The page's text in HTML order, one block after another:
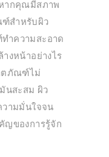
ากคุณมีสภาพ
สำหรับผิว
ำความสะอาด
งหน้าอย่างไร
ตภัณฑ์ไม่
นสะสม ผิว
วามมั่นใจจน
ญของการรู้จัก